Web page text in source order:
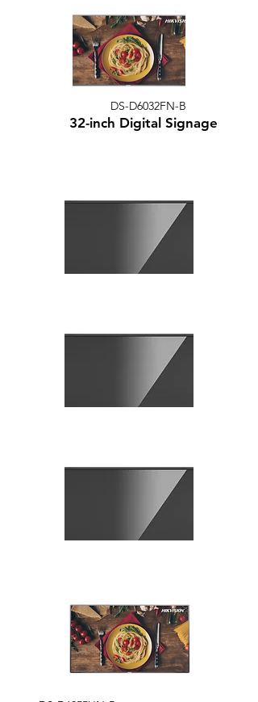
DS-D6032FN-B
32-inch Digital Signage